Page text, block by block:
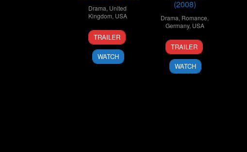
Drama, United
Kingdom, USA
27
Dec
2002
Stephen
Daldry
TRAILER
WATCH
(2008)
Drama, Romance,
Germany, USA
10
Dec
2008
Stephen
Daldry
TRAILER
WATCH